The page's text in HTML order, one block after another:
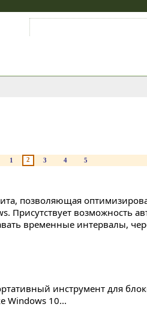
1 2 3 4 5
позволяющая
Присутствует возможность
временные интервалы,
инструмент для
Windows 10...